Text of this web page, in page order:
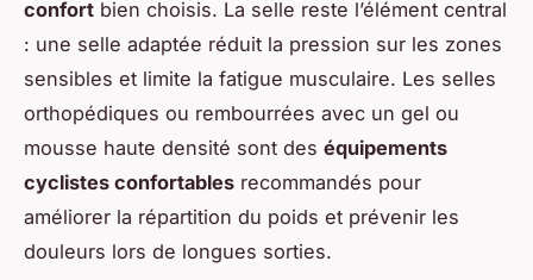
confort bien choisis. La selle reste l’élément central
: une selle adaptée réduit la pression sur les zones
sensibles et limite la fatigue musculaire. Les selles
orthopédiques ou rembourrées avec un gel ou
mousse haute densité sont des équipements
cyclistes confortables recommandés pour
améliorer la répartition du poids et prévenir les
douleurs lors de longues sorties.